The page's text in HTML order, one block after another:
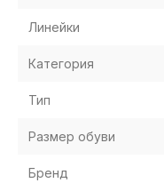
Линейки
Категория
Тип
Размер обуви
Бренд